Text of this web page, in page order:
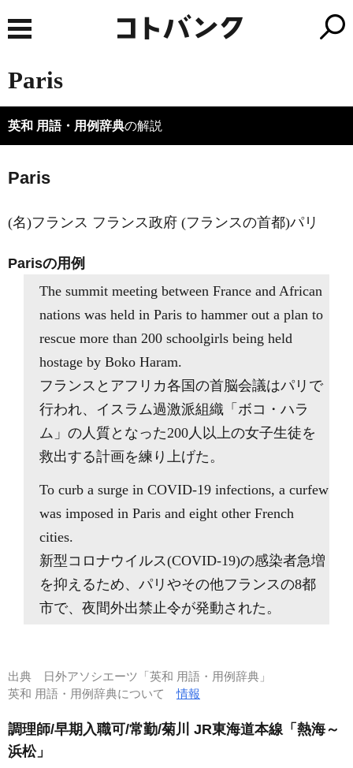
Paris
英和 用語・用例辞典の解説
Paris
(名)フランス フランス政府 (フランスの首都)パリ
Parisの用例
The summit meeting between France and African
nations was held in Paris to hammer out a plan to
rescue more than 200 schoolgirls being held
hostage by Boko Haram.
フランスとアフリカ各国の首脳会議はパリで
行われ、イスラム過激派組織「ボコ・ハラ
ム」の人質となった200人以上の女子生徒を
救出する計画を練り上げた。
To curb a surge in COVID-19 infections, a curfew
was imposed in Paris and eight other French
cities.
新型コロナウイルス(COVID-19)の感染者急増
を抑えるため、パリやその他フランスの8都
市で、夜間外出禁止令が発動された。
出典
日外アソシエーツ「英和 用語・用例辞典」
英和 用語・用例辞典について情報
調理師/早期入職可/常勤/菊川 JR東海道本線「熱海～
浜松」